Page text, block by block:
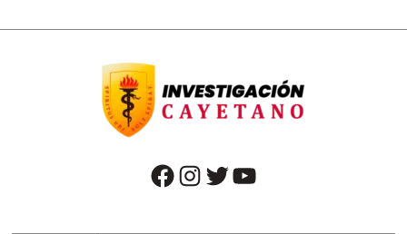
facebook instagram twitter youtube